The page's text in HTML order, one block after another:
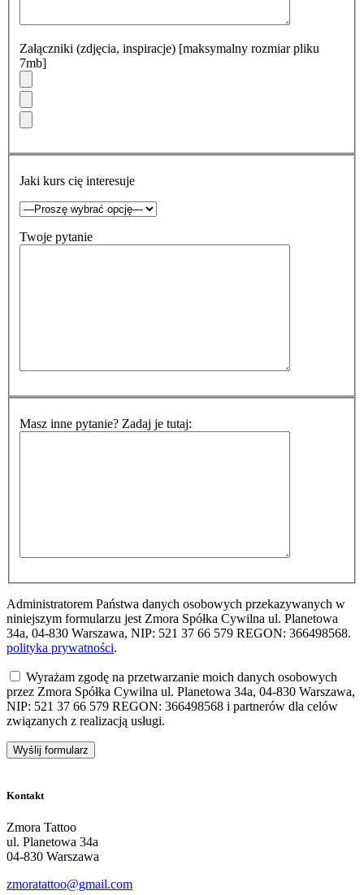
Załączniki (zdjęcia, inspiracje) [maksymalny rozmiar pliku
7mb]
Jaki kurs cię interesuje
Twoje pytanie
Masz inne pytanie? Zadaj je tutaj:
Administratorem Państwa danych osobowych przekazywanych w
niniejszym formularzu jest Zmora Spółka Cywilna ul. Planetowa
34a, 04-830 Warszawa, NIP: 521 37 66 579 REGON: 366498568.
polityka prywatności.
Wyrażam zgodę na przetwarzanie moich danych osobowych
przez Zmora Spółka Cywilna ul. Planetowa 34a, 04-830 Warszawa,
NIP: 521 37 66 579 REGON: 366498568 i partnerów dla celów
związanych z realizacją usługi.
Kontakt
Zmora Tattoo
ul. Planetowa 34a
04-830 Warszawa
zmoratattoo@gmail.com